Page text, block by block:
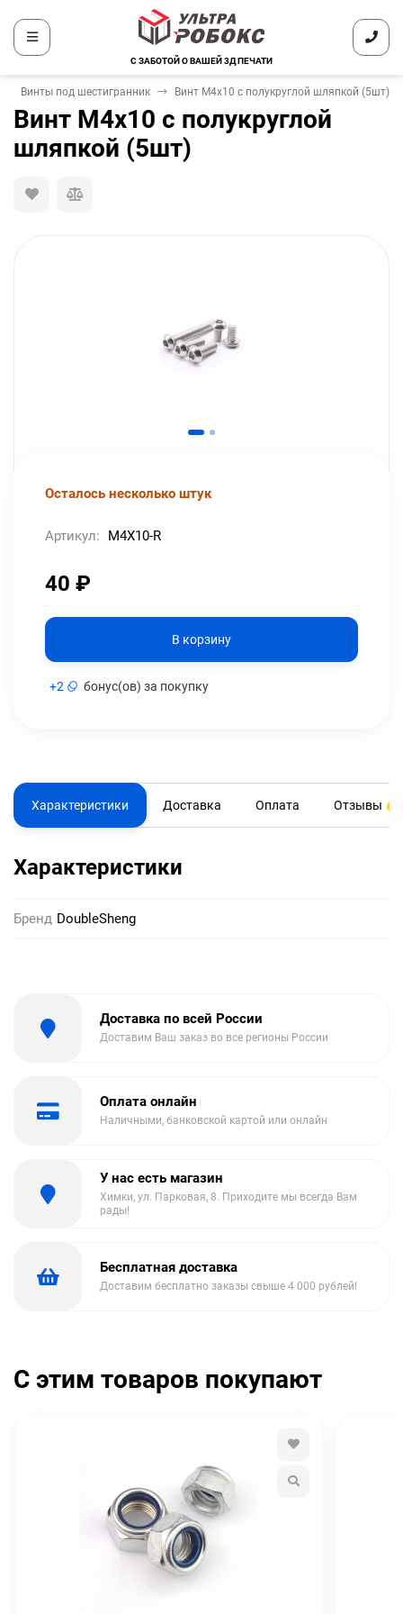
С ЗАБОТОЙ О ВАШЕЙ 3Д ПЕЧАТИ
Винты под шестигранник Винт М4х10 с полукруглой шляпкой (5шт)
Винт М4х10 с полукруглой
шляпкой (5шт)
Осталось несколько штук
Артикул: M4X10-R
40 ₽
В корзину
+2 бонус(ов) за покупку
Характеристики Доставка Оплата Отзывы
Характеристики
Бренд DoubleSheng
Доставка по всей России
Доставим Ваш заказ во все регионы России
Оплата онлайн
Наличными, банковской картой или онлайн
У нас есть магазин
Химки, ул. Парковая, 8. Приходите мы всегда Вам
рады!
Бесплатная доставка
Доставим бесплатно заказы свыше 4 000 рублей!
С этим товаров покупают